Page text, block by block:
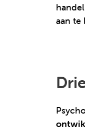
aan te